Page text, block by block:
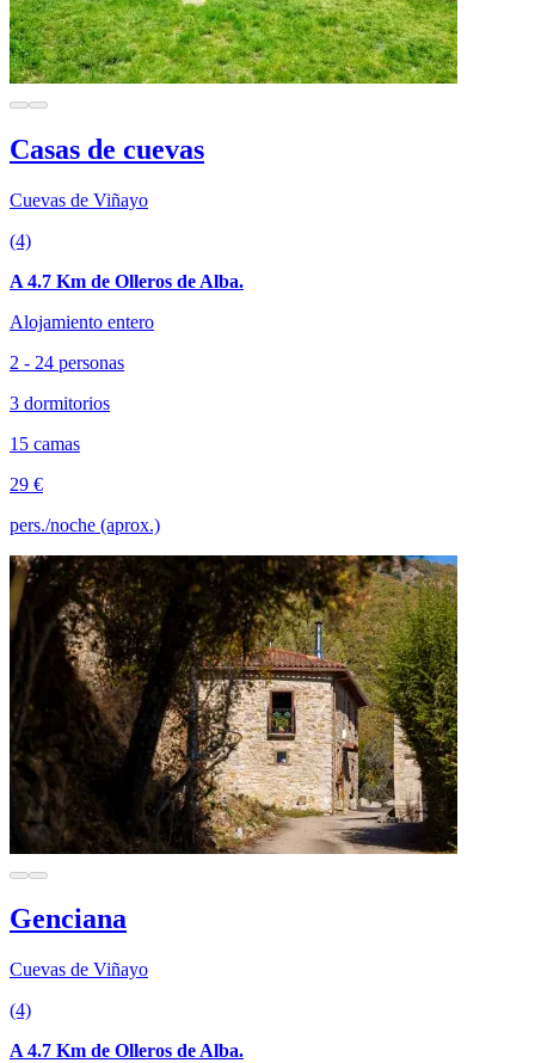
Casas de cuevas
Cuevas de Viñayo
(4)
A 4.7 Km de Olleros de Alba.
Alojamiento entero
2 - 24 personas
3 dormitorios
15 camas
29 €
pers./noche (aprox.)
Genciana
Cuevas de Viñayo
(4)
A 4.7 Km de Olleros de Alba.